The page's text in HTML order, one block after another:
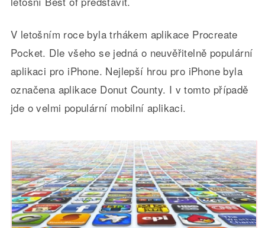
V letošním roce byla trhákem aplikace Procreate
Pocket. Dle všeho se jedná o neuvěřitelně populární
aplikaci pro iPhone. Nejlepší hrou pro iPhone byla
označena aplikace Donut County. I v tomto případě
jde o velmi populární mobilní aplikaci.